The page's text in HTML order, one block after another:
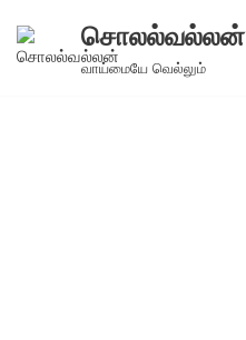
Skip
சொலல்வல்லன்
வாய்மையே வெல்லும்